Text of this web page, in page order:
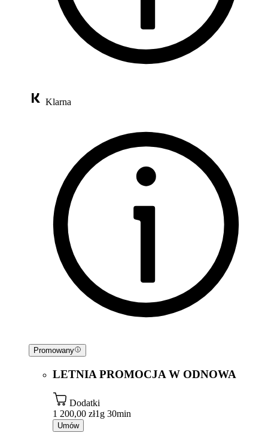
Klarna
Promowany
LETNIA PROMOCJA W ODNOWA
Dodatki
1 200,00 zł1g 30min
Umów